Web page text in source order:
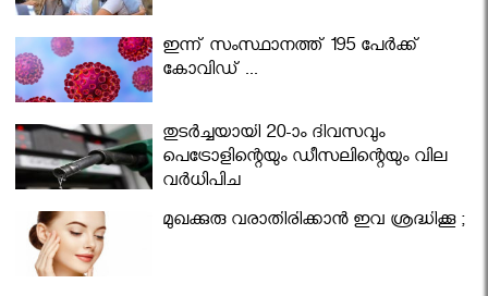
ഇന്ന് സംസ്ഥാനത്ത് 195 പേര്‍ക്ക്
കോവിഡ് ...
തുടർച്ചയായി 20-ാം ദിവസവും
പെട്രോളിന്റെയും ഡീസലിന്റെയും വില
വര്‍ധിപ്പിച്ചു
മുഖക്കുരു വരാതിരിക്കാന്‍ ഇവ ശ്രദ്ധിക്കൂ ;